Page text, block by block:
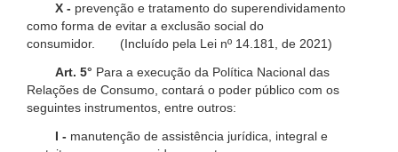
X - prevenção e tratamento do superendividamento
como forma de evitar a exclusão social do
consumidor. (Incluído pela Lei nº 14.181, de 2021)
Art. 5° Para a execução da Política Nacional das
Relações de Consumo, contará o poder público com os
seguintes instrumentos, entre outros:
I - manutenção de assistência jurídica, integral e